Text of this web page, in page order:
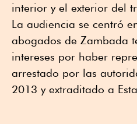
interior y el exterior del
La audiencia se centró
abogados de Zambada
intereses por haber
arrestado por las
2013 y extraditado a